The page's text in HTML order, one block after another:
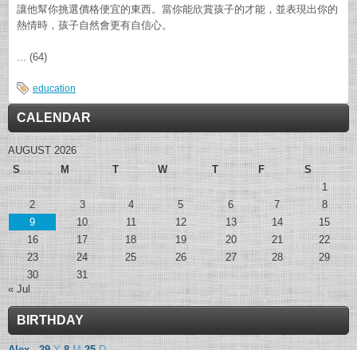
讓他幫你挑選價格便宜的東西。當你能欣賞孩子的才能，並表現出你的
熱情時，孩子自然會更有自信心。
... (64)
education
CALENDAR
AUGUST 2026
S
M T W T F
S
1
2
3 4 5 6 7
8
9
10 11 12 13 14
15
16
17 18 19 20 21
22
23
24 25 26 27 28
29
30
31
« Jul
BIRTHDAY